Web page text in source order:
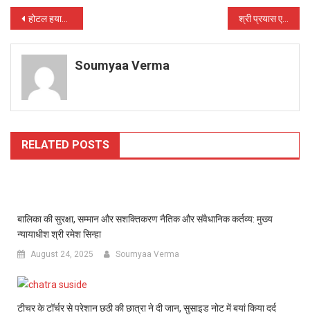
Post
navigation
होटल हयात में पकड़ाया सेक्स रैकेट, 11 लडकियों सहित 2 दलाल गिरफ्तार श्री प्रयास एजुकेशन सोसायटी के बच्चों को मिली एल.सी.डी. प्रोजेक्टर की सुविधा, उद्योग मंत्री कवासी लखमा ने किया उद्घाटन
Soumyaa Verma
RELATED POSTS
बालिका की सुरक्षा, सम्मान और सशक्तिकरण नैतिक और संवैधानिक कर्तव्य: मुख्य
न्यायाधीश श्री रमेश सिन्हा
August 24, 2025 Soumyaa Verma
टीचर के टॉर्चर से परेशान छठी की छात्रा ने दी जान, सुसाइड नोट में बयां किया दर्द